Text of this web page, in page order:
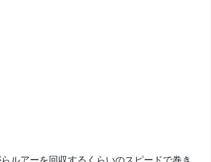
ルアーを回収するくらいのスピードで巻き